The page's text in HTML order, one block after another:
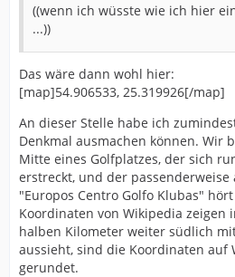
((wenn ich wüsste wie ich hier
...))
Das wäre dann wohl hier:
[map]54.906533, 25.319926[/map]
An dieser Stelle habe ich
Denkmal ausmachen können. Wir
Mitte eines Golfplatzes, der sich
erstreckt, und der passenderweise
"Europos Centro Golfo Klubas"
Koordinaten von Wikipedia zeigen
halben Kilometer weiter südlich
aussieht, sind die Koordinaten auf
gerundet.